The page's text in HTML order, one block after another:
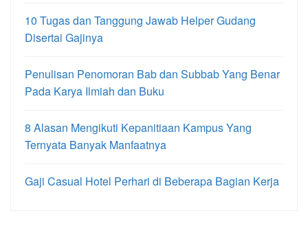
10 Tugas dan Tanggung Jawab Helper Gudang
Disertai Gajinya
Penulisan Penomoran Bab dan Subbab Yang Benar
Pada Karya Ilmiah dan Buku
8 Alasan Mengikuti Kepanitiaan Kampus Yang
Ternyata Banyak Manfaatnya
Gaji Casual Hotel Perhari di Beberapa Bagian Kerja